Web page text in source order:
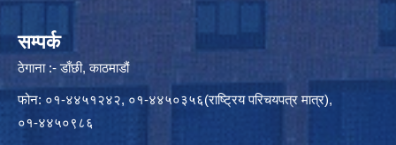
सम्पर्क
ठेगाना :- डाँछी, काठमाडौं
फोन: ०१-४४५१२४२, ०१-४४५०३५६(राष्ट्रिय परिचयपत्र मात्र),
०१-४४५०९८६